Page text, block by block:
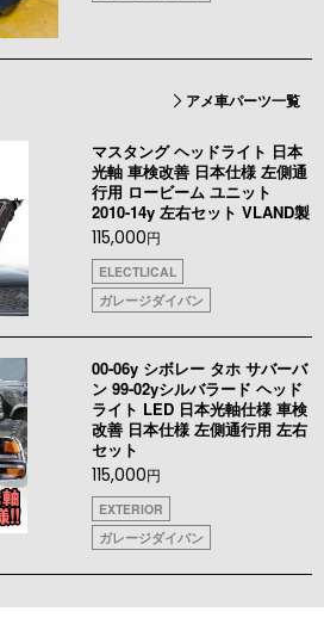
アメ車パーツ一覧
マスタング ヘッドライト 日本
光軸 車検改善 日本仕様 左側通
行用 ロービーム ユニット
2010-14y 左右セット VLAND製
115,000円
ELECTLICAL
ガレージダイバン
00-06y シボレー タホ サバーバ
ン 99-02yシルバラード ヘッド
ライト LED 日本光軸仕様 車検
改善 日本仕様 左側通行用 左右
セット
115,000円
EXTERIOR
ガレージダイバン